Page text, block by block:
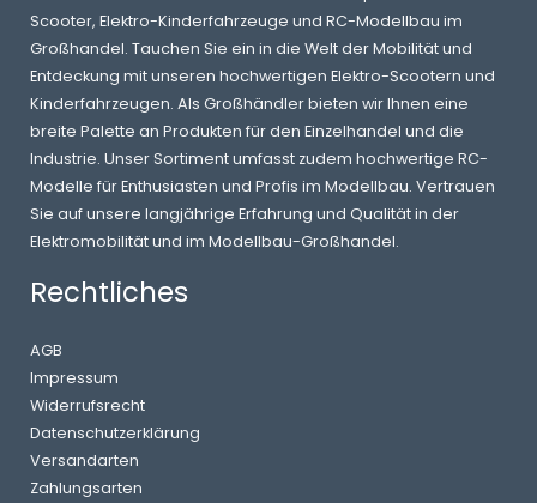
Scooter, Elektro-Kinderfahrzeuge und RC-Modellbau im
Großhandel. Tauchen Sie ein in die Welt der Mobilität und
Entdeckung mit unseren hochwertigen Elektro-Scootern und
Kinderfahrzeugen. Als Großhändler bieten wir Ihnen eine
breite Palette an Produkten für den Einzelhandel und die
Industrie. Unser Sortiment umfasst zudem hochwertige RC-
Modelle für Enthusiasten und Profis im Modellbau. Vertrauen
Sie auf unsere langjährige Erfahrung und Qualität in der
Elektromobilität und im Modellbau-Großhandel.
Rechtliches
AGB
Impressum
Widerrufsrecht
Datenschutzerklärung
Versandarten
Zahlungsarten